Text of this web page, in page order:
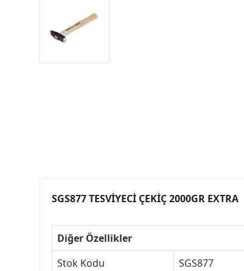
SGS877 TESVİYECİ ÇEKİÇ 2000GR EXTRA
Diğer Özellikler
Stok Kodu
SGS877